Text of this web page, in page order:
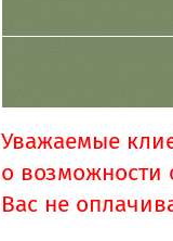
Уважаемые
о возможности
Вас не